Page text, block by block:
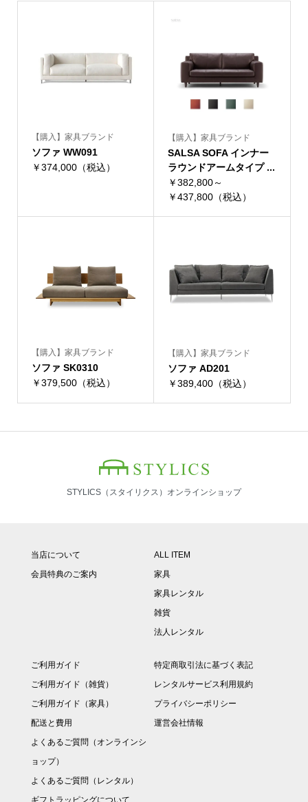
【購入】家具ブランド
ソファ WW091
￥374,000（税込）
【購入】家具ブランド
SALSA SOFA インナー
ラウンドアームタイプ ...
￥382,800～
￥437,800（税込）
【購入】家具ブランド
ソファ SK0310
￥379,500（税込）
【購入】家具ブランド
ソファ AD201
￥389,400（税込）
STYLICS（スタイリクス）オンラインショップ
当店について
会員特典のご案内
ALL ITEM
家具
家具レンタル
雑貨
法人レンタル
ご利用ガイド
ご利用ガイド（雑貨）
ご利用ガイド（家具）
配送と費用
よくあるご質問（オンラインシ
ョップ）
よくあるご質問（レンタル）
ギフトラッピングについて
特定商取引法に基づく表記
レンタルサービス利用規約
プライバシーポリシー
運営会社情報